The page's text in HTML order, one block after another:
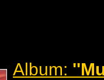
Album: